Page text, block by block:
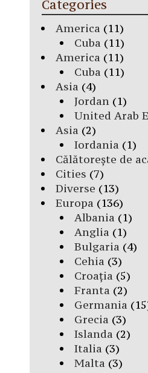
Categories
America (11)
Cuba (11)
America (11)
Cuba (11)
Asia (4)
Jordan(1)
United Arab
Asia (2)
Iordania (1)
Călătorește de
Cities (7)
Diverse (13)
Europa (136)
Albania (1)
Anglia (1)
Bulgaria (4)
Cehia (3)
Croația (5)
Franta (2)
Germania
Grecia (3)
Islanda (2)
Italia (3)
Malta (3)